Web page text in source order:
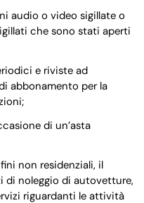
audio o video sigillate o
che sono stati aperti
e riviste ad
abbonamento per la
di un’asta
non residenziali, il
di noleggio di autovetture,
riguardanti le attività